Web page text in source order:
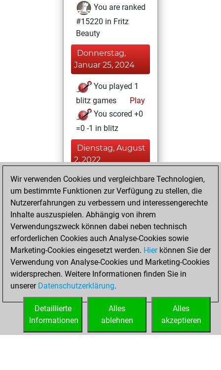
You are ranked
#15220 in Fritz
Beauty
Donnerstag,
Januar 25, 2024
You played 1
blitz games
Play
You scored +0
=0 -1 in blitz
Dienstag, August
2, 2022
You achieved a
BeautyScore of 9
Fritz
achieved a new Elo
of 1505
Montag, Januar
24, 2022
You created
your Fritz account
Wir verwenden Cookies und vergleichbare Technologien,
um bestimmte Funktionen zur Verfügung zu stellen, die
Nutzererfahrungen zu verbessern und interessengerechte
Inhalte auszuspielen. Abhängig von ihrem
Verwendungszweck können dabei neben technisch
erforderlichen Cookies auch Analyse-Cookies sowie
Marketing-Cookies eingesetzt werden. Hierkönnen Sie der
Verwendung von Analyse-Cookies und Marketing-Cookies
widersprechen. Weitere Informationen finden Sie in
unserer Datenschutzerklärung.
Alles
akzeptieren
Alles
ablehnen
Detaillierte
Informationen